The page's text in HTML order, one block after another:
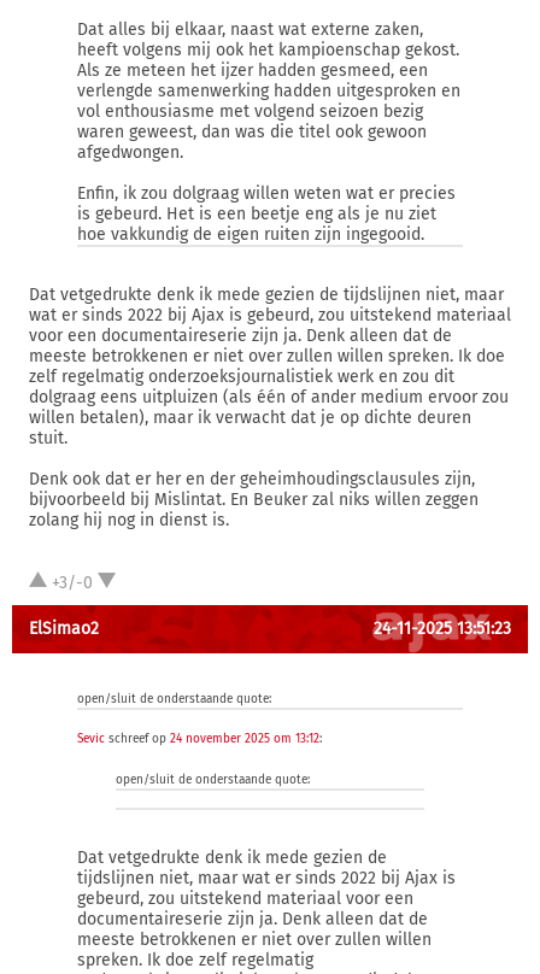
Dat alles bij elkaar, naast wat externe zaken,
heeft volgens mij ook het kampioenschap gekost.
Als ze meteen het ijzer hadden gesmeed, een
verlengde samenwerking hadden uitgesproken en
vol enthousiasme met volgend seizoen bezig
waren geweest, dan was die titel ook gewoon
afgedwongen.
Enfin, ik zou dolgraag willen weten wat er precies
is gebeurd. Het is een beetje eng als je nu ziet
hoe vakkundig de eigen ruiten zijn ingegooid.
Dat vetgedrukte denk ik mede gezien de tijdslijnen niet, maar
wat er sinds 2022 bij Ajax is gebeurd, zou uitstekend materiaal
voor een documentaireserie zijn ja. Denk alleen dat de
meeste betrokkenen er niet over zullen willen spreken. Ik doe
zelf regelmatig onderzoeksjournalistiek werk en zou dit
dolgraag eens uitpluizen (als één of ander medium ervoor zou
willen betalen), maar ik verwacht dat je op dichte deuren
stuit.
Denk ook dat er her en der geheimhoudingsclausules zijn,
bijvoorbeeld bij Mislintat. En Beuker zal niks willen zeggen
zolang hij nog in dienst is.
+3/-0
ElSimao2 24-11-2025 13:51:23
open/sluit de onderstaande quote:
Sevic schreef op 24 november 2025 om 13:12:
open/sluit de onderstaande quote:
Dat vetgedrukte denk ik mede gezien de
tijdslijnen niet, maar wat er sinds 2022 bij Ajax is
gebeurd, zou uitstekend materiaal voor een
documentaireserie zijn ja. Denk alleen dat de
meeste betrokkenen er niet over zullen willen
spreken. Ik doe zelf regelmatig